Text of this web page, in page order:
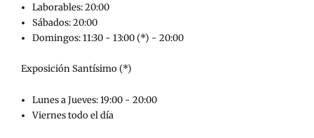
Laborables: 20:00
Sábados: 20:00
Domingos: 11:30 - 13:00 (*) - 20:00
Exposición Santísimo (*)
Lunes a Jueves: 19:00 - 20:00
Viernes todo el día